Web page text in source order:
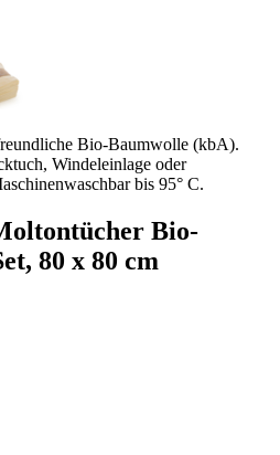
Bio-Baumwolle (kbA).
Windeleinlage oder
bis 95° C.
Bio-
80 x 80 cm